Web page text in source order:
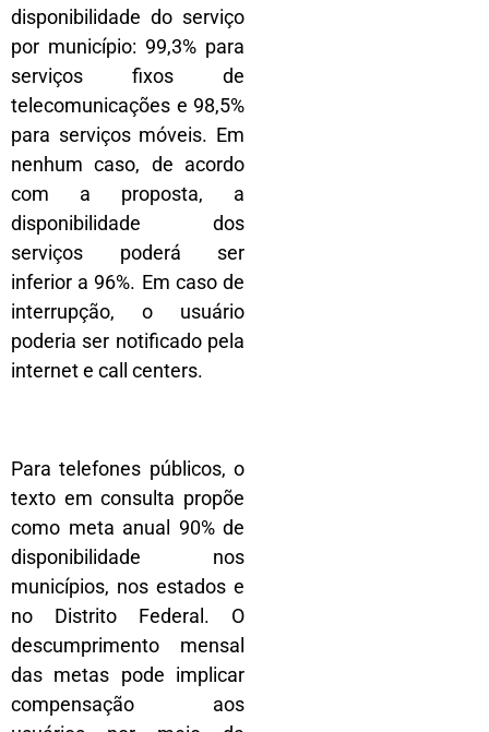
disponibilidade do serviço
por município: 99,3% para
serviços fixos de
telecomunicações e 98,5%
para serviços móveis. Em
nenhum caso, de acordo
com a proposta, a
disponibilidade dos
serviços poderá ser
inferior a 96%. Em caso de
interrupção, o usuário
poderia ser notificado pela
internet e call centers.
Para telefones públicos, o
texto em consulta propõe
como meta anual 90% de
disponibilidade nos
municípios, nos estados e
no Distrito Federal. O
descumprimento mensal
das metas pode implicar
compensação aos